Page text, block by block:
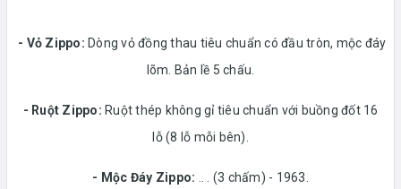
- Vỏ Zippo: Dòng vỏ đồng thau tiêu chuẩn có đầu tròn, mộc đáy
lõm. Bản lề 5 chấu.
- Ruột Zippo: Ruột thép không gỉ tiêu chuẩn với buồng đốt 16
lỗ (8 lỗ mỗi bên).
- Mộc Đáy Zippo: .. . (3 chấm) - 1963.